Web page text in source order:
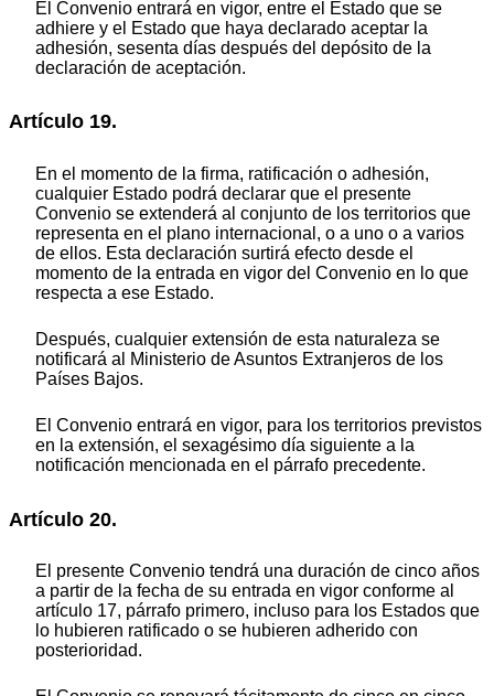
El Convenio entrará en vigor, entre el Estado que se
adhiere y el Estado que haya declarado aceptar la
adhesión, sesenta días después del depósito de la
declaración de aceptación.
Artículo 19.
En el momento de la firma, ratificación o adhesión,
cualquier Estado podrá declarar que el presente
Convenio se extenderá al conjunto de los territorios que
representa en el plano internacional, o a uno o a varios
de ellos. Esta declaración surtirá efecto desde el
momento de la entrada en vigor del Convenio en lo que
respecta a ese Estado.
Después, cualquier extensión de esta naturaleza se
notificará al Ministerio de Asuntos Extranjeros de los
Países Bajos.
El Convenio entrará en vigor, para los territorios previstos
en la extensión, el sexagésimo día siguiente a la
notificación mencionada en el párrafo precedente.
Artículo 20.
El presente Convenio tendrá una duración de cinco años
a partir de la fecha de su entrada en vigor conforme al
artículo 17, párrafo primero, incluso para los Estados que
lo hubieren ratificado o se hubieren adherido con
posterioridad.